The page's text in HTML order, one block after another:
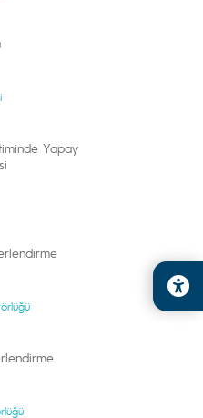
Yapay